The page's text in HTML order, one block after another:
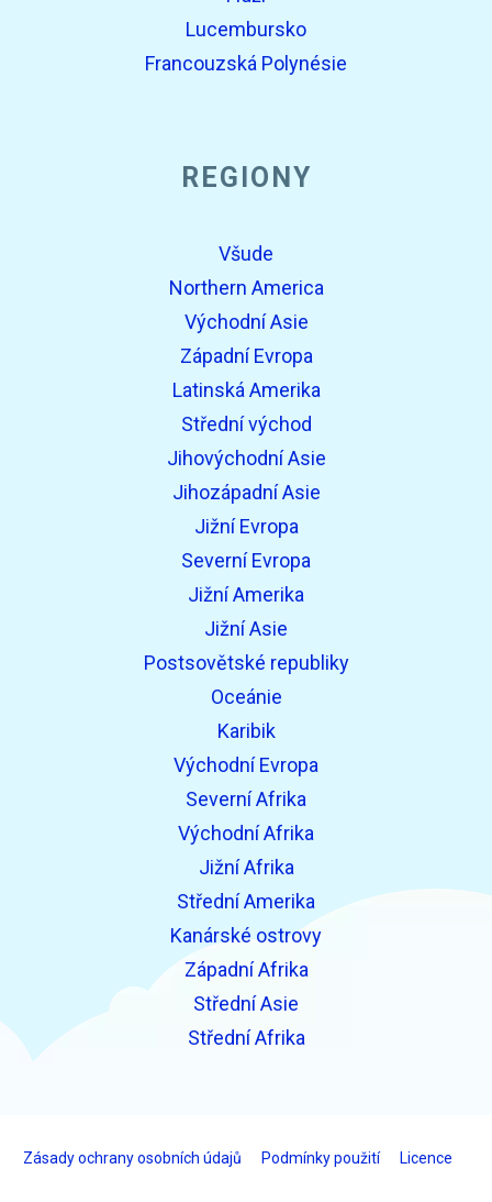
Lucembursko
Francouzská Polynésie
REGIONY
Všude
Northern America
Východní Asie
Západní Evropa
Latinská Amerika
Střední východ
Jihovýchodní Asie
Jihozápadní Asie
Jižní Evropa
Severní Evropa
Jižní Amerika
Jižní Asie
Postsovětské republiky
Oceánie
Karibik
Východní Evropa
Severní Afrika
Východní Afrika
Jižní Afrika
Střední Amerika
Kanárské ostrovy
Západní Afrika
Střední Asie
Střední Afrika
Zásady ochrany osobních údajů Podmínky použití Licence